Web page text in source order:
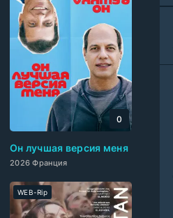
Он лучшая версия меня
2026 Франция
0
WEB-Rip